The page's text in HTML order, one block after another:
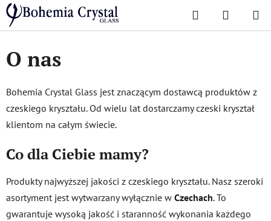
Przejść
do
treści
Szukaj KOSZYK
Home
/ O nas
O nas
Bohemia Crystal Glass jest znaczącym dostawcą produktów z
czeskiego kryształu. Od wielu lat dostarczamy czeski kryształ
klientom na całym świecie.
Co dla Ciebie mamy?
Produkty najwyższej jakości z czeskiego kryształu. Nasz szeroki
asortyment jest wytwarzany wyłącznie w Czechach. To
gwarantuje wysoką jakość i staranność wykonania każdego